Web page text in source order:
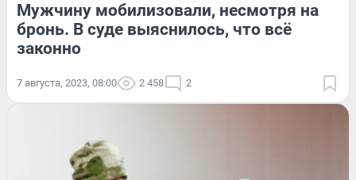
Мужчину мобилизовали, несмотря на
бронь. В суде выяснилось, что всё
законно
7 августа, 2023, 08:00 2 458 2